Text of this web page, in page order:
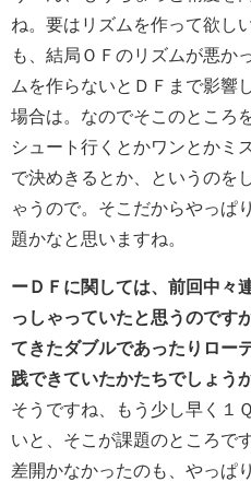
ね。要はリズムを作って欲し
も、結局ＯＦのリズムが悪か
ムを作らないとＤＦまで影響
場合は。なのでそこのところ
シュート行くとかワンとかミ
で決めきるとか、というのを
ゃうので。そこだからやっぱ
題かなと思いますね。
ーＤＦに関しては、前回中々
っしゃっていたと思うのです
てきたダブルであったりロー
践できていたかたちでしょう
そうですね、もう少し早く１
いと、そこが課題のところで
差開かなかったのも、やっぱ